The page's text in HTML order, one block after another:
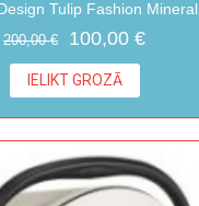
Tulip Fashion Mineral
200,00 € 100,00 €
IELIKT GROZĀ